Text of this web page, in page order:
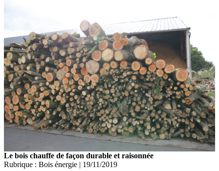
Le bois chauffe de façon durable et raisonnée
Rubrique : Bois énergie | 19/11/2019